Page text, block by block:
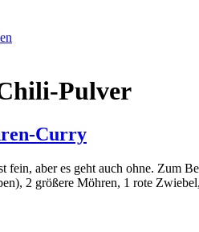
Pulver
Curry
fein, aber es geht auch ohne. Zum
2 größere Möhren, 1 rote